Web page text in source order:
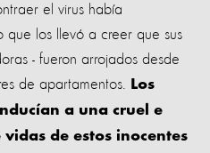
el virus había
que los llevó a creer que sus
- fueron arrojados desde
de apartamentos.
Los
a una cruel e
de estos inocentes